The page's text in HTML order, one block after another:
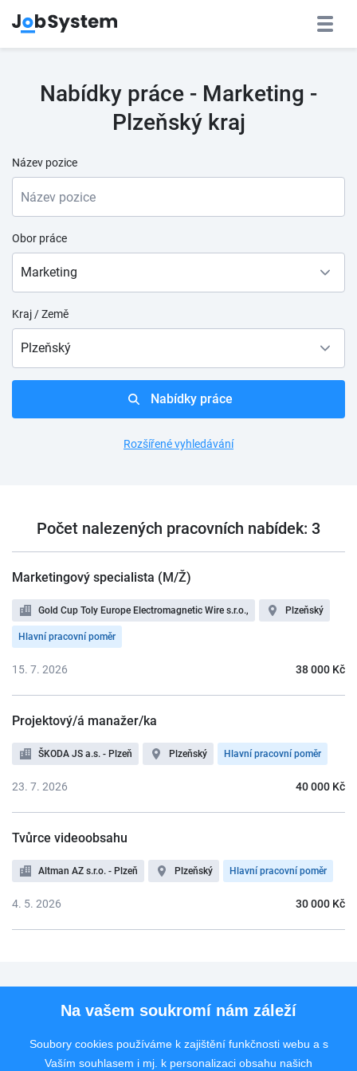
Nabídky práce - Marketing -
Plzeňský kraj
Název pozice
Obor práce
Marketing
Kraj / Země
Plzeňský
Nabídky práce
Rozšířené vyhledávání
Počet nalezených pracovních nabídek: 3
Marketingový specialista (M/Ž)
Gold Cup Toly Europe Electromagnetic Wire s.r.o., Plzeňský
Hlavní pracovní poměr
38 000 Kč
15. 7. 2026
Projektový/á manažer/ka
ŠKODA JS a.s. - Plzeň Plzeňský Hlavní pracovní poměr
40 000 Kč
23. 7. 2026
Tvůrce videoobsahu
Altman AZ s.r.o. - Plzeň Plzeňský Hlavní pracovní poměr
30 000 Kč
4. 5. 2026
Pro uchazeče
Rychlý kontakt
Na vašem soukromí nám záleží
Soubory cookies používáme k zajištění funkčnosti webu a s
Vaším souhlasem i mj. k personalizaci obsahu našich